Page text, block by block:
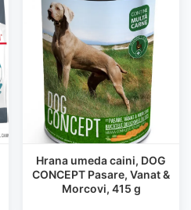
Hrana umeda caini, DOG
CONCEPT Pasare, Vanat &
Morcovi, 415 g